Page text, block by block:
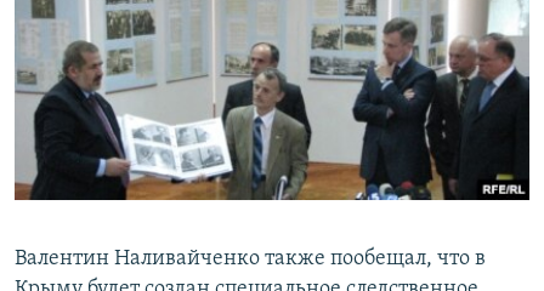
Валентин Наливайченко также пообещал, что в